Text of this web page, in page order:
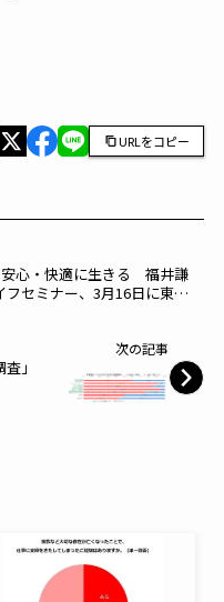
URLをコピー
安心・快適に生きる 福井謙
フセミナー、3月16日に東京
次の記事
」